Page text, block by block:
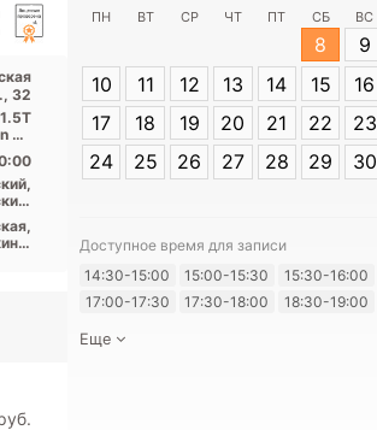
32
32
...
ПН ВТ СР ЧТ ПТ СБ ВС
8
9
10
11 12 13 14 15
16
17
18 19 20 21 22
23
24
25 26 27 28 29 30
Доступное время для записи
14:30-15:00
15:00-15:30
15:30-16:00
17:00-17:30
17:30-18:00 18:30-19:00
Еще